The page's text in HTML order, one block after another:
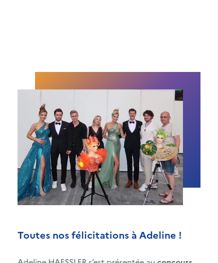
Toutes nos félicitations à Adeline !